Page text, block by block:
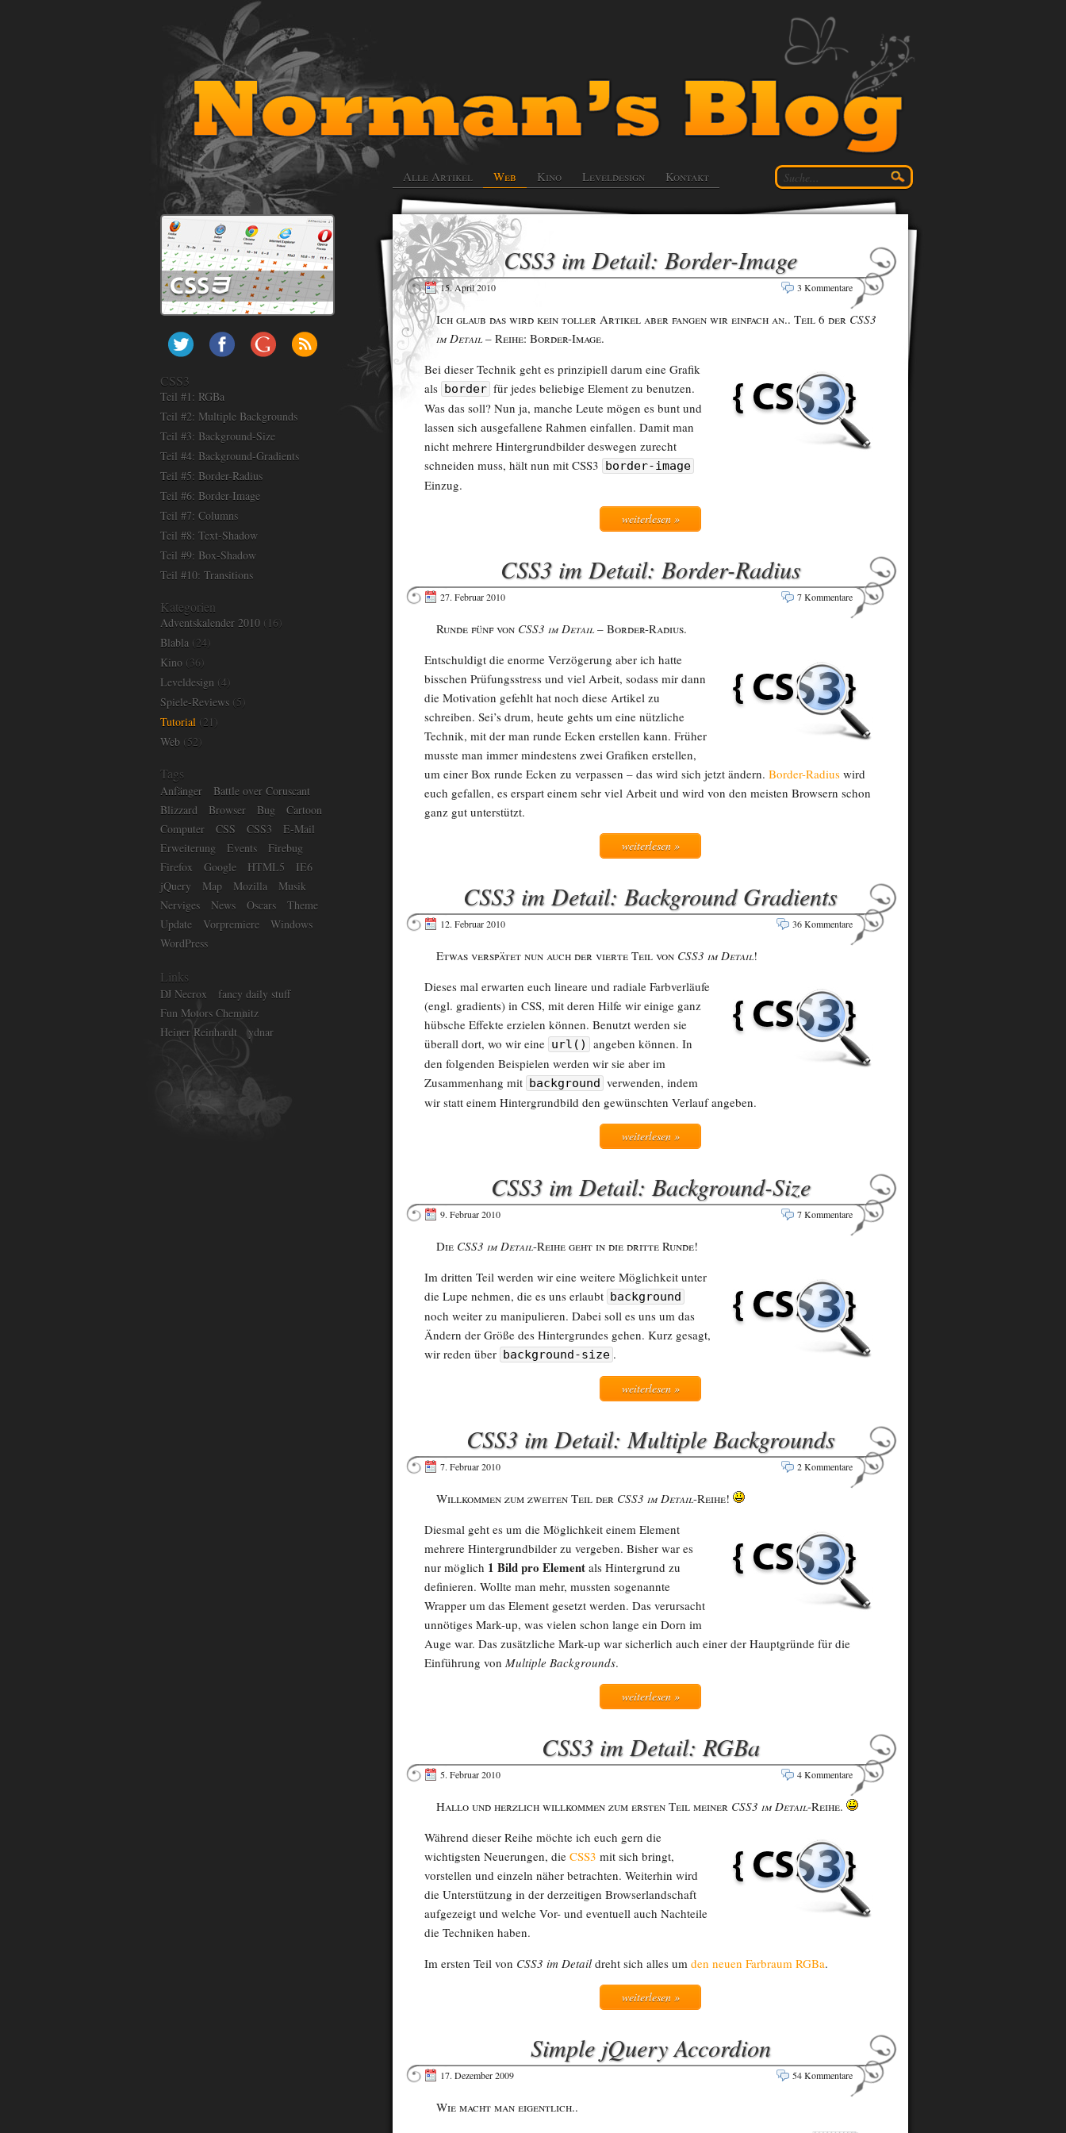
Alle Artikel Web Kino Leveldesign Kontakt
CSS3 im Detail: Border-Image
15. April 2010 3 Kommentare
Ich glaub das wird kein toller Artikel aber fangen wir einfach an.. Teil 6 der CSS3
im Detail – Reihe: Border-Image.
Bei dieser Technik geht es prinzipiell darum eine Grafik
als border für jedes beliebige Element zu benutzen.
Was das soll? Nun ja, manche Leute mögen es bunt und
lassen sich ausgefallene Rahmen einfallen. Damit man
nicht mehrere Hintergrundbilder deswegen zurecht
schneiden muss, hält nun mit CSS3 border-image
Einzug.
weiterlesen »
CSS3 im Detail: Border-Radius
27. Februar 2010 7 Kommentare
Runde fünf von CSS3 im Detail – Border-Radius.
Entschuldigt die enorme Verzögerung aber ich hatte
bisschen Prüfungsstress und viel Arbeit, sodass mir dann
die Motivation gefehlt hat noch diese Artikel zu
schreiben. Sei’s drum, heute gehts um eine nützliche
Technik, mit der man runde Ecken erstellen kann. Früher
musste man immer mindestens zwei Grafiken erstellen,
um einer Box runde Ecken zu verpassen – das wird sich jetzt ändern. Border-Radius wird
euch gefallen, es erspart einem sehr viel Arbeit und wird von den meisten Browsern schon
ganz gut unterstützt.
weiterlesen »
CSS3 im Detail: Background Gradients
12. Februar 2010 36 Kommentare
Etwas verspätet nun auch der vierte Teil von CSS3 im Detail!
Dieses mal erwarten euch lineare und radiale Farbverläufe
(engl. gradients) in CSS, mit deren Hilfe wir einige ganz
hübsche Effekte erzielen können. Benutzt werden sie
überall dort, wo wir eine url()
angeben können. In
den folgenden Beispielen werden wir sie aber im
Zusammenhang mit background verwenden, indem
wir statt einem Hintergrundbild den gewünschten Verlauf angeben.
weiterlesen »
CSS3 im Detail: Background-Size
9. Februar 2010 7 Kommentare
Die CSS3 im Detail-Reihe geht in die dritte Runde!
Im dritten Teil werden wir eine weitere Möglichkeit unter
die Lupe nehmen, die es uns erlaubt background
noch weiter zu manipulieren. Dabei soll es uns um das
Ändern der Größe des Hintergrundes gehen. Kurz gesagt,
wir reden über background-size .
weiterlesen »
CSS3 im Detail: Multiple Backgrounds
7. Februar 2010 2 Kommentare
Willkommen zum zweiten Teil der CSS3 im Detail-Reihe!
Diesmal geht es um die Möglichkeit einem Element
mehrere Hintergrundbilder zu vergeben. Bisher war es
nur möglich 1 Bild pro Element als Hintergrund zu
definieren. Wollte man mehr, mussten sogenannte
Wrapper um das Element gesetzt werden. Das verursacht
unnötiges Mark-up, was vielen schon lange ein Dorn im
Auge war. Das zusätzliche Mark-up war sicherlich auch einer der Hauptgründe für die
Einführung von Multiple Backgrounds.
weiterlesen »
CSS3 im Detail: RGBa
5. Februar 2010 4 Kommentare
Hallo und herzlich willkommen zum ersten Teil meiner CSS3 im Detail-Reihe.
Während dieser Reihe möchte ich euch gern die
wichtigsten Neuerungen, die CSS3 mit sich bringt,
vorstellen und einzeln näher betrachten. Weiterhin wird
die Unterstützung in der derzeitigen Browserlandschaft
aufgezeigt und welche Vor- und eventuell auch Nachteile
die Techniken haben.
Im ersten Teil von CSS3 im Detail dreht sich alles um den neuen Farbraum RGBa.
weiterlesen »
Simple jQuery Accordion
17. Dezember 2009 54 Kommentare
Wie macht man eigentlich..
CSS3
Teil #1: RGBa
Teil #2: Multiple Backgrounds
Teil #3: Background-Size
Teil #4: Background-Gradients
Teil #5: Border-Radius
Teil #6: Border-Image
Teil #7: Columns
Teil #8: Text-Shadow
Teil #9: Box-Shadow
Teil #10: Transitions
Kategorien
Adventskalender 2010 (16)
Blabla (24)
Kino (36)
Leveldesign (4)
Spiele-Reviews (5)
Tutorial (21)
Web (52)
Tags
Anfänger
Battle over Coruscant
Blizzard
Browser Bug
Cartoon
Computer
CSS CSS3
E-Mail
Erweiterung
Events
Firebug
Firefox
Google HTML5
IE6
jQuery
Map Mozilla
Musik
Nerviges
News Oscars
Theme
Update
Vorpremiere
Windows
WordPress
Links
DJ Necrox
fancy daily stuff
Fun Motors Chemnitz
Heiner Reinhardt
ydnar